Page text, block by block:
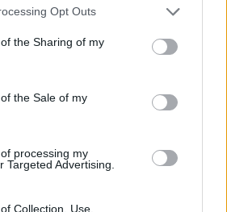
app uses one or more Google
or usage behaviour. You may click to
to Google and its third-party tags to
specified purposes in below Google
Opt Outs
the Sharing of my
the Sale of my
processing my
Targeted Advertising.
Collection, Use,